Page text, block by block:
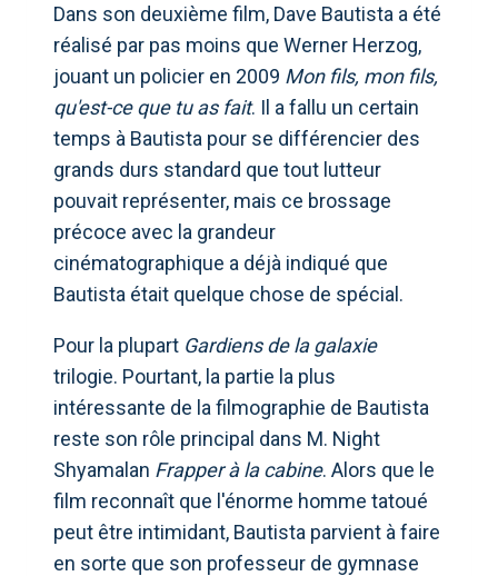
Dans son deuxième film, Dave Bautista a été
réalisé par pas moins que Werner Herzog,
jouant un policier en 2009 Mon fils, mon fils,
qu'est-ce que tu as fait. Il a fallu un certain
temps à Bautista pour se différencier des
grands durs standard que tout lutteur
pouvait représenter, mais ce brossage
précoce avec la grandeur
cinématographique a déjà indiqué que
Bautista était quelque chose de spécial.
Pour la plupart Gardiens de la galaxie
trilogie. Pourtant, la partie la plus
intéressante de la filmographie de Bautista
reste son rôle principal dans M. Night
Shyamalan Frapper à la cabine. Alors que le
film reconnaît que l'énorme homme tatoué
peut être intimidant, Bautista parvient à faire
en sorte que son professeur de gymnase